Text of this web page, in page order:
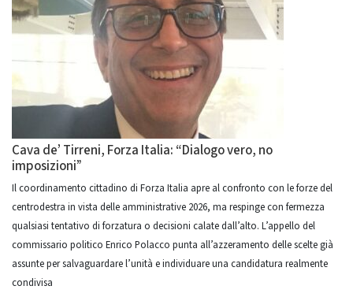
Cava de’ Tirreni, Forza Italia: “Dialogo vero, no
imposizioni”
Il coordinamento cittadino di Forza Italia apre al confronto con le forze del
centrodestra in vista delle amministrative 2026, ma respinge con fermezza
qualsiasi tentativo di forzatura o decisioni calate dall’alto. L’appello del
commissario politico Enrico Polacco punta all’azzeramento delle scelte già
assunte per salvaguardare l’unità e individuare una candidatura realmente
condivisa